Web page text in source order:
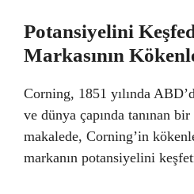
Potansiyelini
Markasının
Corning, 1851 yılında
ve dünya çapında tanınan
makalede, Corning’in
markanın potansiyelini